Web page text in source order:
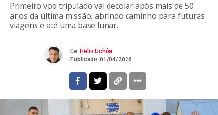
Primeiro voo tripulado vai decolar após mais de 50
anos da última missão, abrindo caminho para futuras
viagens e até uma base lunar.
De Helio Uchôa
Publicado 01/04/2026